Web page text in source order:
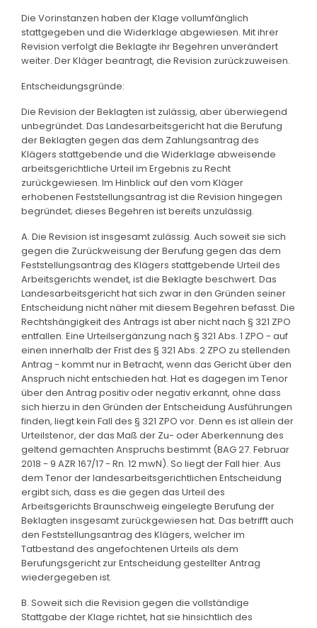
Die Vorinstanzen haben der Klage vollumfänglich
stattgegeben und die Widerklage abgewiesen. Mit ihrer
Revision verfolgt die Beklagte ihr Begehren unverändert
weiter. Der Kläger beantragt, die Revision zurückzuweisen.
Entscheidungsgründe:
Die Revision der Beklagten ist zulässig, aber überwiegend
unbegründet. Das Landesarbeitsgericht hat die Berufung
der Beklagten gegen das dem Zahlungsantrag des
Klägers stattgebende und die Widerklage abweisende
arbeitsgerichtliche Urteil im Ergebnis zu Recht
zurückgewiesen. Im Hinblick auf den vom Kläger
erhobenen Feststellungsantrag ist die Revision hingegen
begründet; dieses Begehren ist bereits unzulässig.
A. Die Revision ist insgesamt zulässig. Auch soweit sie sich
gegen die Zurückweisung der Berufung gegen das dem
Feststellungsantrag des Klägers stattgebende Urteil des
Arbeitsgerichts wendet, ist die Beklagte beschwert. Das
Landesarbeitsgericht hat sich zwar in den Gründen seiner
Entscheidung nicht näher mit diesem Begehren befasst. Die
Rechtshängigkeit des Antrags ist aber nicht nach § 321 ZPO
entfallen. Eine Urteilsergänzung nach § 321 Abs. 1 ZPO - auf
einen innerhalb der Frist des § 321 Abs. 2 ZPO zu stellenden
Antrag - kommt nur in Betracht, wenn das Gericht über den
Anspruch nicht entschieden hat. Hat es dagegen im Tenor
über den Antrag positiv oder negativ erkannt, ohne dass
sich hierzu in den Gründen der Entscheidung Ausführungen
finden, liegt kein Fall des § 321 ZPO vor. Denn es ist allein der
Urteilstenor, der das Maß der Zu- oder Aberkennung des
geltend gemachten Anspruchs bestimmt (BAG 27. Februar
2018 - 9 AZR 167/17 - Rn. 12 mwN). So liegt der Fall hier. Aus
dem Tenor der landesarbeitsgerichtlichen Entscheidung
ergibt sich, dass es die gegen das Urteil des
Arbeitsgerichts Braunschweig eingelegte Berufung der
Beklagten insgesamt zurückgewiesen hat. Das betrifft auch
den Feststellungsantrag des Klägers, welcher im
Tatbestand des angefochtenen Urteils als dem
Berufungsgericht zur Entscheidung gestellter Antrag
wiedergegeben ist.
B. Soweit sich die Revision gegen die vollständige
Stattgabe der Klage richtet, hat sie hinsichtlich des